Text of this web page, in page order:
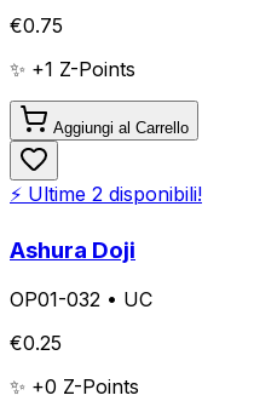
€0.75
✨ +1 Z-Points
Aggiungi al Carrello
⚡ Ultime 2 disponibili!
Ashura Doji
OP01-032 • UC
€0.25
✨ +0 Z-Points